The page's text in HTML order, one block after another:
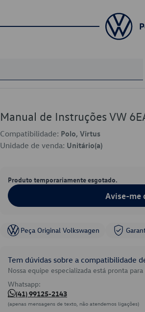
Manual de Instruções VW
Compatibilidade: Polo, Virtus
Unidade de venda: Unitário(a)
Produto temporariamente esgotado.
Avise-me
Peça Original Volkswagen
Tem dúvidas sobre a compatibilidade
Nossa equipe especializada está pronta para
Whatsapp:
(41) 99125-2143
(apenas mensagens de texto, não atendemos ligações)